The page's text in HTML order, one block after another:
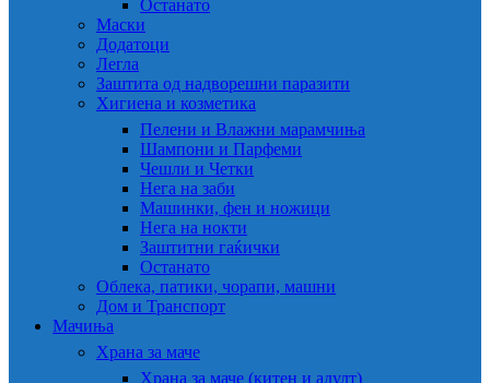
Останато
Маски
Додатоци
Легла
Заштита од надворешни паразити
Хигиена и козметика
Пелени и Влажни марамчиња
Шампони и Парфеми
Чешли и Четки
Нега на заби
Машинки, фен и ножици
Нега на нокти
Заштитни гаќички
Останато
Облека, патики, чорапи, машни
Дом и Транспорт
Мачиња
Храна за маче
Храна за маче (китен и адулт)